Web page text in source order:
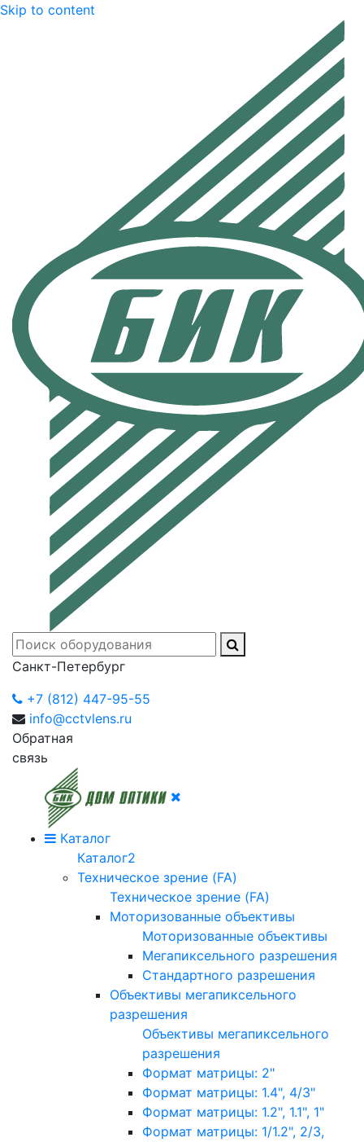
Skip to content
Санкт-Петербург
+7 (812) 447-95-55
info@cctvlens.ru
Обратная
связь
Каталог
Каталог2
Техническое зрение (FA)
Техническое зрение (FA)
Моторизованные объективы
Моторизованные объективы
Мегапиксельного разрешения
Стандартного разрешения
Объективы мегапиксельного
разрешения
Объективы мегапиксельного
разрешения
Формат матрицы: 2"
Формат матрицы: 1.4", 4/3"
Формат матрицы: 1.2", 1.1", 1"
Формат матрицы: 1/1.2", 2/3,